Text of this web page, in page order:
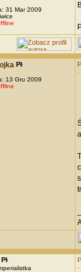
31 Mar 2009
13 Gru 2009